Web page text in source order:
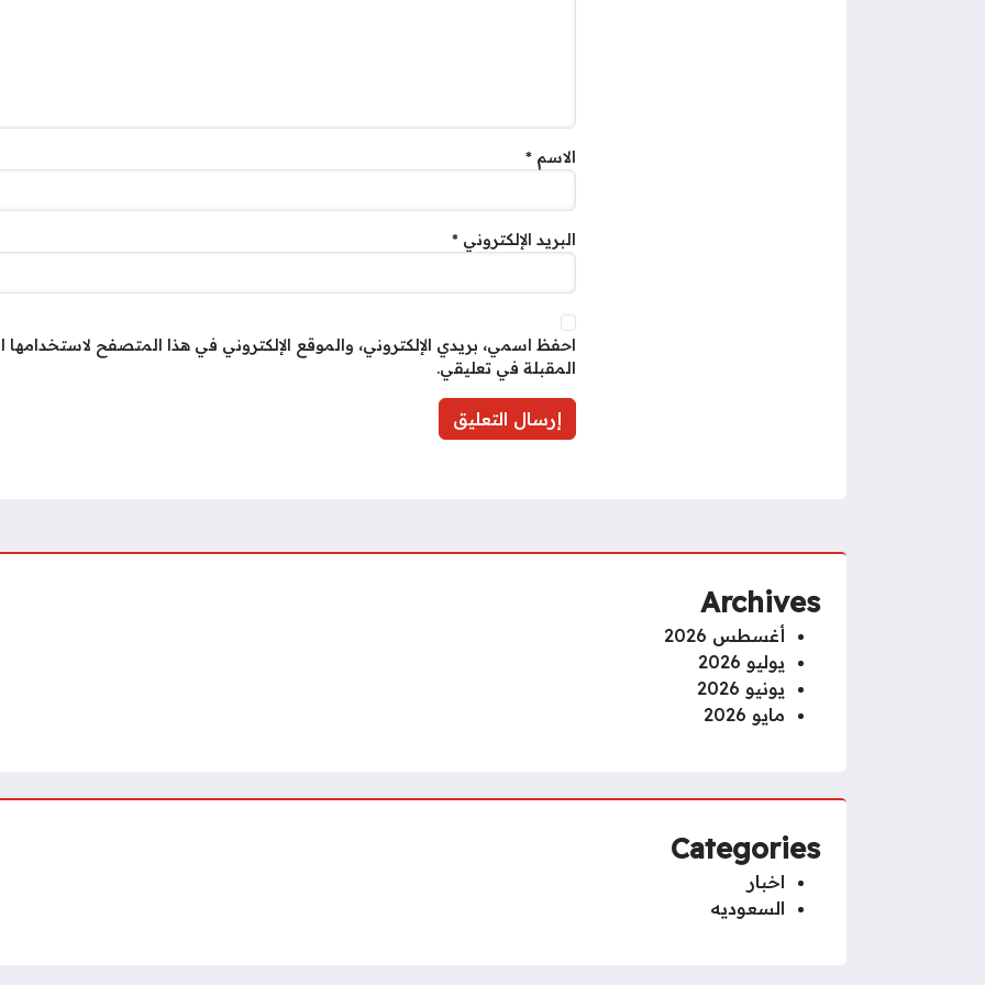
الاسم *
البريد الإلكتروني *
احفظ اسمي، بريدي الإلكتروني، والموقع الإلكتروني في هذا المتصفح لاستخدامها
المقبلة في تعليقي.
Archives
أغسطس 2026
يوليو 2026
يونيو 2026
مايو 2026
Categories
اخبار
السعوديه